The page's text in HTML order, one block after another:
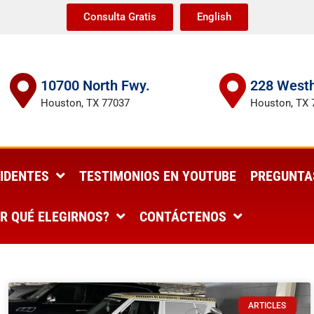
Consulta Gratis English
10700 North Fwy.
Houston, TX 77037
228
Houston, TX
TESTIMONIOS EN YOUTUBE
QUÉ ELEGIRNOS? CONTÁCTENOS
ARTICLES